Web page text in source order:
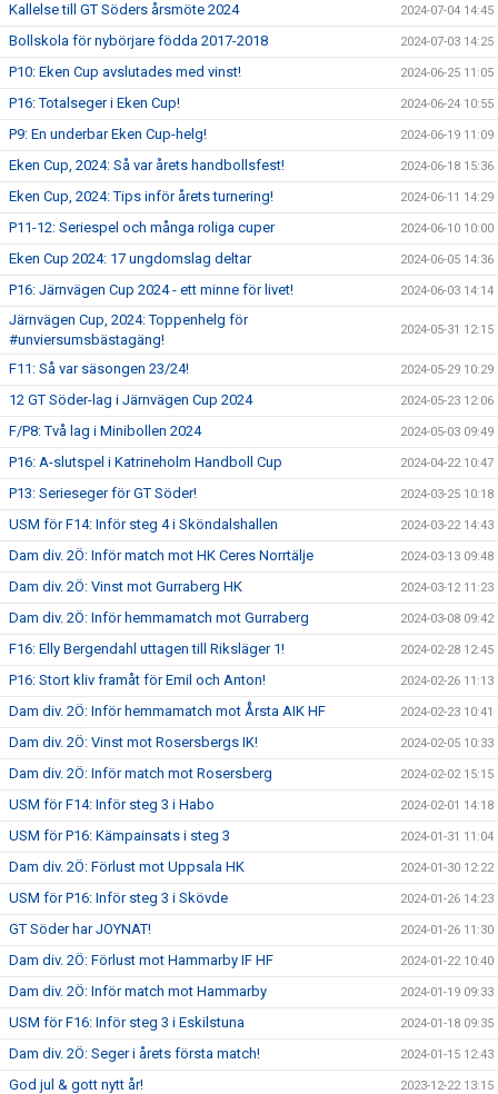
Kallelse till GT Söders årsmöte 2024 2024-07-04 14:45
Bollskola för nybörjare födda 2017-2018 2024-07-03 14:25
P10: Eken Cup avslutades med vinst! 2024-06-25 11:05
P16: Totalseger i Eken Cup! 2024-06-24 10:55
P9: En underbar Eken Cup-helg! 2024-06-19 11:09
Eken Cup, 2024: Så var årets handbollsfest! 2024-06-18 15:36
Eken Cup, 2024: Tips inför årets turnering! 2024-06-11 14:29
P11-12: Seriespel och många roliga cuper 2024-06-10 10:00
Eken Cup 2024: 17 ungdomslag deltar 2024-06-05 14:36
P16: Järnvägen Cup 2024 - ett minne för livet! 2024-06-03 14:14
Järnvägen Cup, 2024: Toppenhelg för
#unviersumsbästagäng!
2024-05-31 12:15
F11: Så var säsongen 23/24! 2024-05-29 10:29
12 GT Söder-lag i Järnvägen Cup 2024 2024-05-23 12:06
F/P8: Två lag i Minibollen 2024 2024-05-03 09:49
P16: A-slutspel i Katrineholm Handboll Cup 2024-04-22 10:47
P13: Serieseger för GT Söder! 2024-03-25 10:18
USM för F14: Inför steg 4 i Sköndalshallen 2024-03-22 14:43
Dam div. 2Ö: Inför match mot HK Ceres Norrtälje 2024-03-13 09:48
Dam div. 2Ö: Vinst mot Gurraberg HK 2024-03-12 11:23
Dam div. 2Ö: Inför hemmamatch mot Gurraberg 2024-03-08 09:42
F16: Elly Bergendahl uttagen till Riksläger 1! 2024-02-28 12:45
P16: Stort kliv framåt för Emil och Anton! 2024-02-26 11:13
Dam div. 2Ö: Inför hemmamatch mot Årsta AIK HF 2024-02-23 10:41
Dam div. 2Ö: Vinst mot Rosersbergs IK! 2024-02-05 10:33
Dam div. 2Ö: Inför match mot Rosersberg 2024-02-02 15:15
USM för F14: Inför steg 3 i Habo 2024-02-01 14:18
USM för P16: Kämpainsats i steg 3 2024-01-31 11:04
Dam div. 2Ö: Förlust mot Uppsala HK 2024-01-30 12:22
USM för P16: Inför steg 3 i Skövde 2024-01-26 14:23
GT Söder har JOYNAT! 2024-01-26 11:30
Dam div. 2Ö: Förlust mot Hammarby IF HF 2024-01-22 10:40
Dam div. 2Ö: Inför match mot Hammarby 2024-01-19 09:33
USM för F16: Inför steg 3 i Eskilstuna 2024-01-18 09:35
Dam div. 2Ö: Seger i årets första match! 2024-01-15 12:43
God jul & gott nytt år! 2023-12-22 13:15